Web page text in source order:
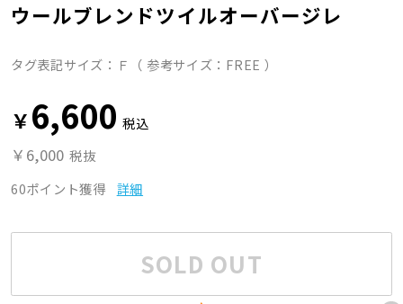
ウールブレンドツイルオーバージレ
タグ表記サイズ：Ｆ（ 参考サイズ：FREE ）
￥6,600 税込
￥6,000 税抜
60ポイント獲得
詳細
SOLD OUT